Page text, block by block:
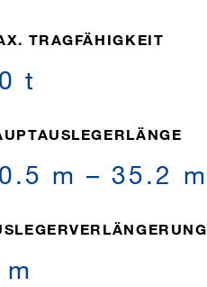
TRAGFÄHIGKEIT
t
m – 35.2 m